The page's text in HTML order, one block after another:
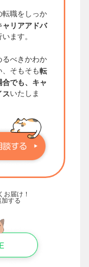
転職をしっか
ャリアアドバ
ます。
るべきかわか
、そもそも転
でも、キャ
スいたしま
お届け！
する